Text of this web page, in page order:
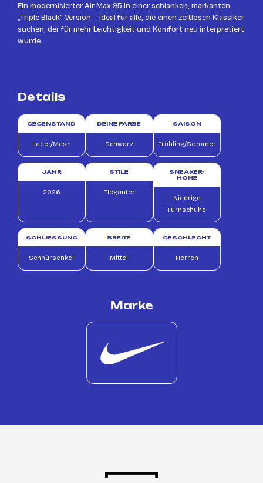
Ein modernisierter Air Max 95 in einer schlanken, markanten
„Triple Black“-Version – ideal für alle, die einen zeitlosen Klassiker
suchen, der für mehr Leichtigkeit und Komfort neu interpretiert
wurde.
Details
GEGENSTAND
Leder/Mesh
DEINE FARBE
Schwarz
SAISON
Frühling/Sommer
JAHR
2026
STILE
Eleganter
SNEAKER-
HÖHE
Niedrige
Turnschuhe
SCHLIESSUNG
Schnürsenkel
BREITE
Mittel
GESCHLECHT
Herren
Marke